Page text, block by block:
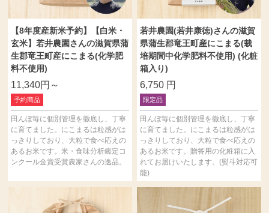
【8年度産新米予約】【白米・
玄米】若井農園さんの滋賀県蒲
生郡竜王町産にこまる(化学肥
料不使用)
11,340円～
予約商品
田んぼ毎に個別管理を徹底し、丁寧
に育てました。にこまるは粒感がは
っきりしており、大粒で食べ応えの
あるお米です。米・食味分析鑑定コ
ンクール金賞受賞農家さんの逸品。
若井農園(若井康徳)さんの滋賀
県蒲生郡竜王町産にこまる(栽
培期間中化学肥料不使用) (化粧
箱入り)
6,750 円
限定品
田んぼ毎に個別管理を徹底し、丁寧
に育てました。にこまるは粒感がは
っきりしており、大粒で食べ応えの
あるお米です。贈答用の化粧箱に入
れてお届けいたします。(熨斗対応可
能)